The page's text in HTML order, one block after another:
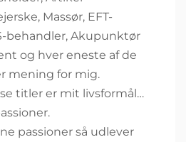
Massør, EFT-
behandler, Akupunktør
og hver eneste af de
mening for mig.
titler er mit livsformål…
passioner så udlever